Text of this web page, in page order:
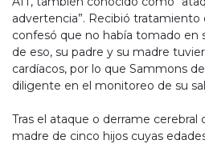
advertencia”. Recibió
confesó que no había tomado en
de eso, su padre y su madre
cardíacos, por lo que Sammons
diligente en el monitoreo de su
Tras el ataque o derrame cerebral
madre de cinco hijos cuyas